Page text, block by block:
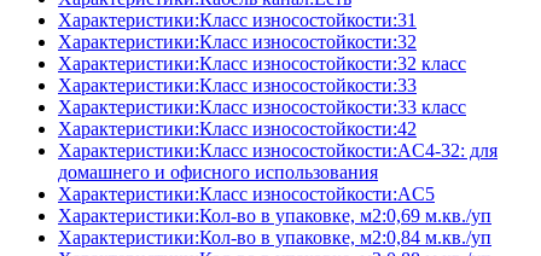
Характеристики:Класс износостойкости:31
Характеристики:Класс износостойкости:32
Характеристики:Класс износостойкости:32 класс
Характеристики:Класс износостойкости:33
Характеристики:Класс износостойкости:33 класс
Характеристики:Класс износостойкости:42
Характеристики:Класс износостойкости:AC4-32: для
домашнего и офисного использования
Характеристики:Класс износостойкости:AC5
Характеристики:Кол-во в упаковке, м2:0,69 м.кв./уп
Характеристики:Кол-во в упаковке, м2:0,84 м.кв./уп